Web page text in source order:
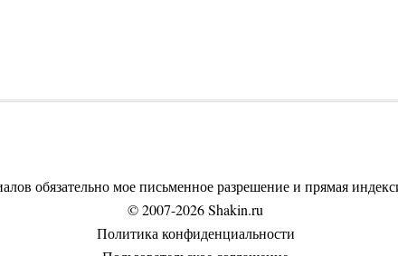
обязательно мое письменное разрешение и прямая
© 2007-2026 Shakin.ru
Политика конфиденциальности